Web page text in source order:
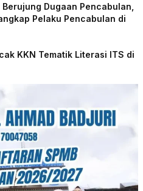
Dugaan Pencabulan,
Pelaku Pencabulan di
KKN Tematik Literasi ITS di